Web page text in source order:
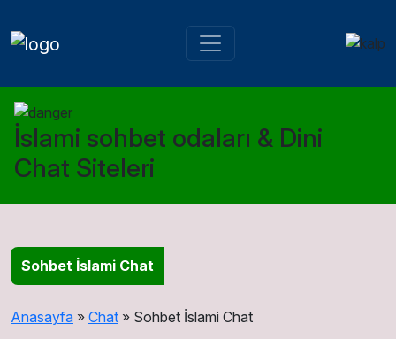
İslami sohbet odaları & Dini
Chat Siteleri
Sohbet İslami Chat
Anasayfa » Chat » Sohbet İslami Chat